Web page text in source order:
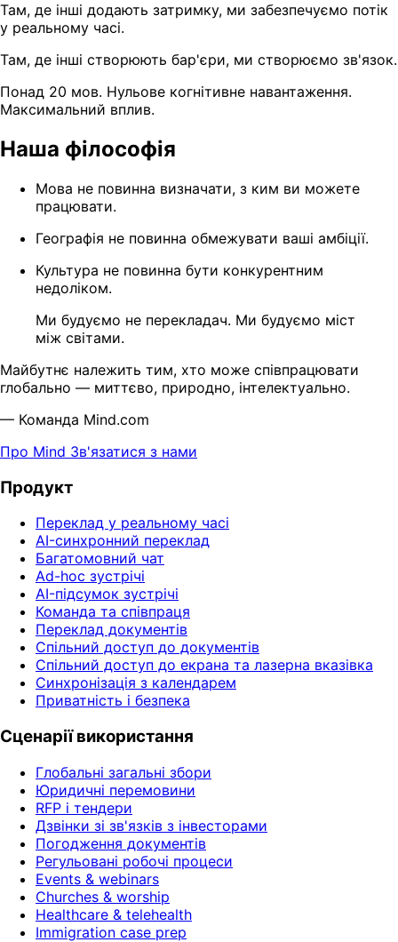
Там, де інші додають затримку, ми забезпечуємо потік
у реальному часі.
Там, де інші створюють бар'єри, ми створюємо зв'язок.
Понад 20 мов. Нульове когнітивне навантаження.
Максимальний вплив.
Наша філософія
Мова не повинна визначати, з ким ви можете
працювати.
Географія не повинна обмежувати ваші амбіції.
Культура не повинна бути конкурентним
недоліком.
Ми будуємо не перекладач. Ми будуємо міст
між світами.
Майбутнє належить тим, хто може співпрацювати
глобально — миттєво, природно, інтелектуально.
— Команда Mind.com
Про Mind Зв'язатися з нами
Продукт
Переклад у реальному часі
AI-синхронний переклад
Багатомовний чат
Ad-hoc зустрічі
AI-підсумок зустрічі
Команда та співпраця
Переклад документів
Спільний доступ до документів
Спільний доступ до екрана та лазерна вказівка
Синхронізація з календарем
Приватність і безпека
Сценарії використання
Глобальні загальні збори
Юридичні перемовини
RFP і тендери
Дзвінки зі зв'язків з інвесторами
Погодження документів
Регульовані робочі процеси
Events & webinars
Churches & worship
Healthcare & telehealth
Immigration case prep